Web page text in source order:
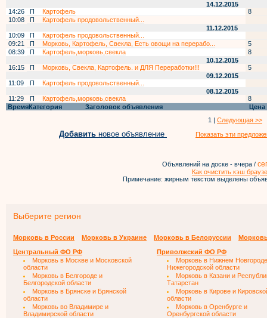
14.12.2015
14:26
П Картофель
8
10:08
П
Картофель продовольственный...
11.12.2015
10:09
П
Картофель продовольственный...
09:21
П Морковь, Картофель, Свекла, Есть овощи на перерабо...
5
08:39
П Картофель,морковь,свекла
8
10.12.2015
16:15
П Морковь, Свекла, Картофель. и ДЛЯ Переработки!!!
5
09.12.2015
11:09
П
Картофель продовольственный...
08.12.2015
11:29
П Картофель,морковь,свекла
8
ВремяКатегория Заголовок объявления
Цена
1 | Следующая >>
Добавить новое объявление Показать эти
Объявлений на доске - вчера /
Как очистить кэш
Примечание: жирным текстом выделены
Выберите регион
Морковь в России Морковь в Украине Морковь в Белоруссии
Морковь
Центральный ФО РФ
Морковь в Москве и Московской
области
Морковь в Белгороде и
Белгородской области
Морковь в Брянске и Брянской
области
Морковь во Владимире и
Владимирской области
Приволжский ФО РФ
Морковь в Нижнем
Нижегородской области
Морковь в Казани и
Татарстан
Морковь в Кирове и
области
Морковь в Оренбурге и
Оренбургской области